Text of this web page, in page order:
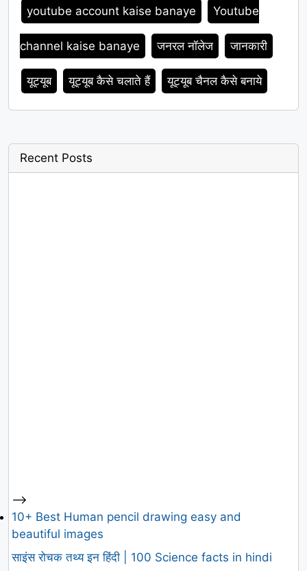
youtube account kaise banaye Youtube
channel kaise banaye जनरल नॉलेज जानकारी
यूट्यूब यूट्यूब कैसे चलाते हैं यूट्यूब चैनल कैसे बनाये
Recent Posts
-->
10+ Best Human pencil drawing easy and
beautiful images
साइंस रोचक तथ्य इन हिंदी | 100 Science facts in hindi